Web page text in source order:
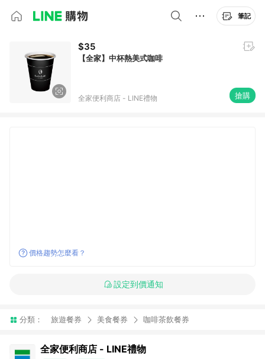
筆記
$35
【全家】中杯熱美式咖啡
全家便利商店 - LINE禮物 搶購
價格趨勢怎麼看？
設定到價通知
分類： 旅遊餐券 美食餐券 咖啡茶飲餐券
全家便利商店 - LINE禮物